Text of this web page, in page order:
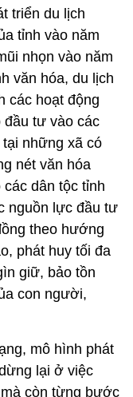
triển du lịch
tỉnh vào năm
nhọn vào năm
văn hóa, du lịch
các hoạt động
đầu tư vào các
những xã có
nét văn hóa
dân tộc tỉnh
nguồn lực đầu tư
theo hướng
phát huy tối đa
giữ, bảo tồn
con người,
mô hình phát
lại ở việc
còn từng bước